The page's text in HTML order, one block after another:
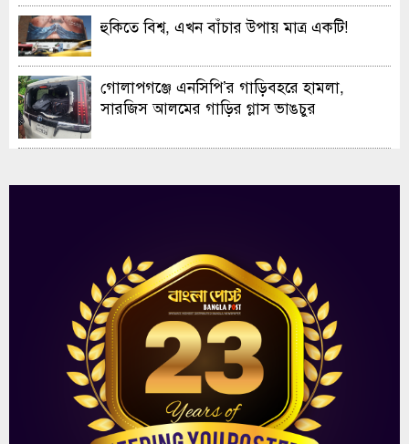
হুকিতে বিশ্ব, এখন বাঁচার উপায় মাত্র একটি!
গোলাপগঞ্জে এনসিপি’র গাড়িবহরে হামলা,
সারজিস আলমের গাড়ির গ্লাস ভাঙচুর